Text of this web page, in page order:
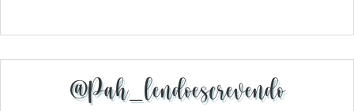
@pah_lendoescrevendo